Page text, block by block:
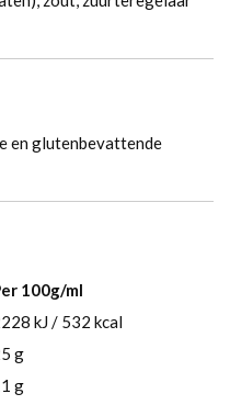
en glutenbevattende
100g/ml
kJ / 532 kcal
g
g